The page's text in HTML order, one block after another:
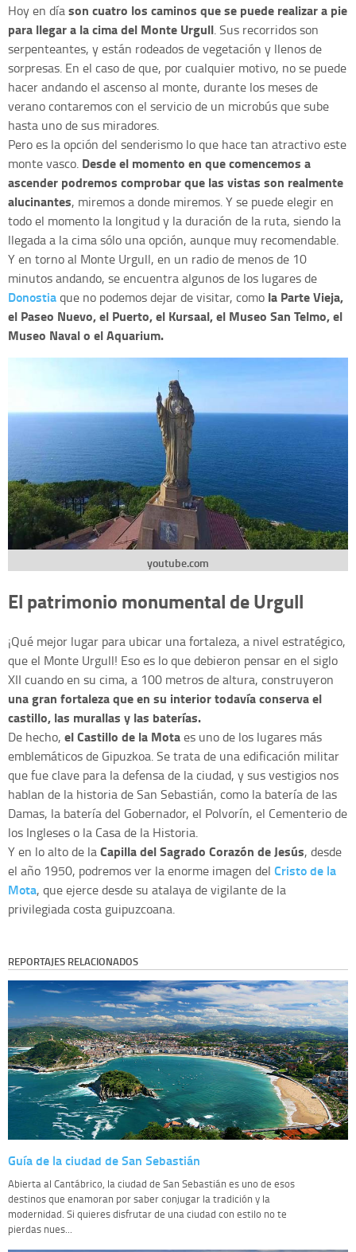
Hoy en díason cuatro los caminos que se puede realizar a pie
para llegar a la cima del Monte Urgull. Sus recorridos son
serpenteantes, y están rodeados de vegetación y llenos de
sorpresas. En el caso de que, por cualquier motivo, no se puede
hacer andando el ascenso al monte, durante los meses de
verano contaremos con el servicio de un microbús que sube
hasta uno de sus miradores.
Pero es la opción del senderismo lo que hace tan atractivo este
monte vasco. Desde el momento en que comencemos a
ascender podremos comprobar que las vistas son realmente
alucinantes, miremos a donde miremos. Y se puede elegir en
todo el momento la longitud y la duración de la ruta, siendo la
llegada a la cima sólo una opción, aunque muy recomendable.
Y en torno al Monte Urgull, en un radio de menos de 10
minutos andando, se encuentra algunos de los lugares de
Donostiaque no podemos dejar de visitar, como la Parte Vieja,
el Paseo Nuevo, el Puerto, el Kursaal, el Museo San Telmo, el
Museo Naval o el Aquarium.
youtube.com
El patrimonio monumental de Urgull
¡Qué mejor lugar para ubicar una fortaleza, a nivel estratégico,
que el Monte Urgull! Eso es lo que debieron pensar en el siglo
XII cuando en su cima, a 100 metros de altura, construyeron
una gran fortaleza que en su interior todavía conserva el
castillo, las murallas y las baterías.
De hecho, el Castillo de la Motaes uno de los lugares más
emblemáticos de Gipuzkoa. Se trata de una edificación militar
que fue clave para la defensa de la ciudad, y sus vestigios nos
hablan de la historia de San Sebastián, como la batería de las
Damas, la batería del Gobernador, el Polvorín, el Cementerio de
los Ingleses o la Casa de la Historia.
Y en lo alto de laCapilla del Sagrado Corazón de Jesús, desde
el año 1950, podremos ver la enorme imagen del Cristo de la
Mota, que ejerce desde su atalaya de vigilante de la
privilegiada costa guipuzcoana.
REPORTAJES RELACIONADOS
Guía de la ciudad de San Sebastián
Abierta al Cantábrico, la ciudad de San Sebastián es uno de esos
destinos que enamoran por saber conjugar la tradición y la
modernidad. Si quieres disfrutar de una ciudad con estilo no te
pierdas nues...